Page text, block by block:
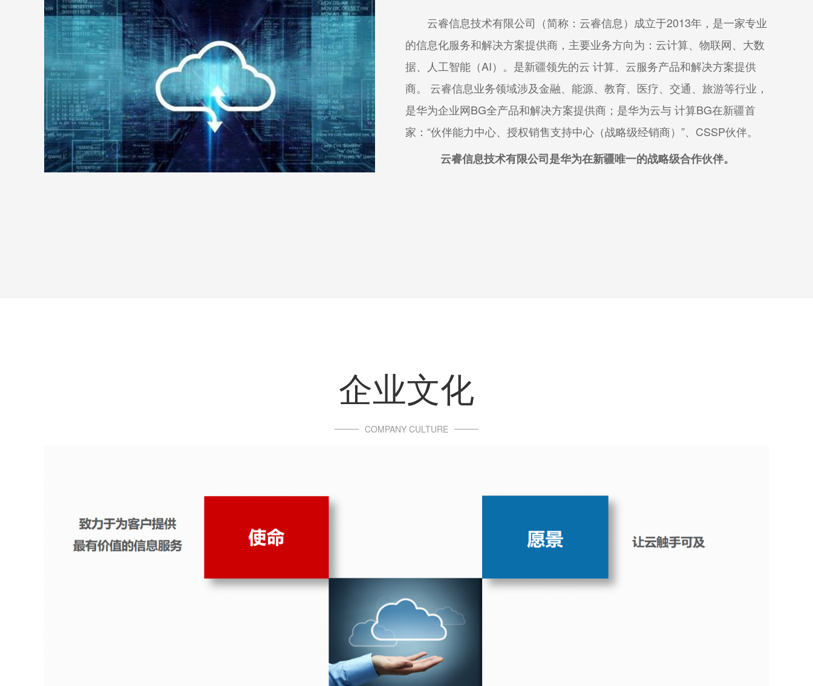
云睿信息技术有限公司（简称：云睿信息）成立于2013年，是一家专业
的信息化服务和解决方案提供商，主要业务方向为：云计算、物联网、大数
据、人工智能（AI）。是新疆领先的云 计算、云服务产品和解决方案提供
商。 云睿信息业务领域涉及金融、能源、教育、医疗、交通、旅游等行业，
是华为企业网BG全产品和解决方案提供商；是华为云与 计算BG在新疆首
家：“伙伴能力中心、授权销售支持中心（战略级经销商）”、CSSP伙伴。
云睿信息技术有限公司是华为在新疆唯一的战略级合作伙伴。
企业文化
COMPANY CULTURE